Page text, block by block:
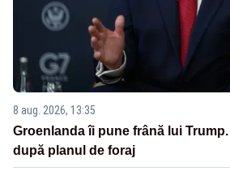
8 aug. 2026, 13:35
Groenlanda îi pune frână lui
după planul de foraj